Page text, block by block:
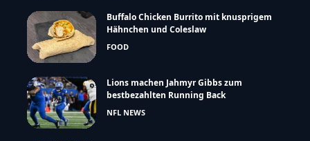
Buffalo Chicken Burrito mit knusprigem
Hähnchen und Coleslaw
FOOD
Lions machen Jahmyr Gibbs zum
bestbezahlten Running Back
NFL NEWS